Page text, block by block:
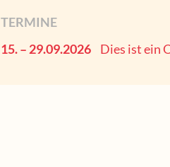
TERMINE
15. – 29.09.2026
Dies ist ein